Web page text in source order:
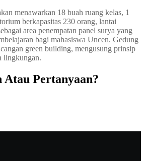
menawarkan 18 buah ruang kelas, 1
berkapasitas 230 orang, lantai
area penempatan panel surya yang
bagi mahasiswa Uncen. Gedung
green building, mengusung prinsip
lingkungan.
Atau Pertanyaan?